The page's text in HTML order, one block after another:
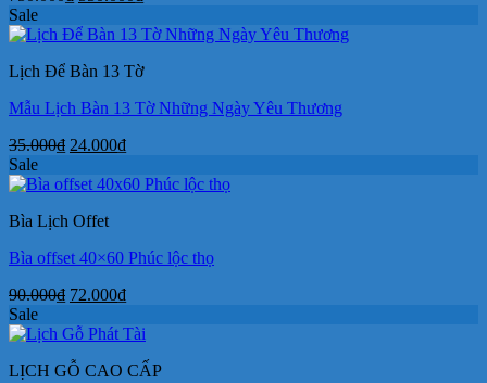
là:
tại
550.000₫.
Sale
Lịch Để Bàn 13 Tờ
Mẫu Lịch Bàn 13 Tờ Những Ngày Yêu Thương
35.000₫ Giá
là:
24.000₫Giá
tại
Sale
Bìa Lịch Offet
Bìa offset 40×60 Phúc lộc thọ
90.000₫ Giá
là:
72.000₫Giá
tại
72.000₫.
Sale
LỊCH GỖ CAO CẤP